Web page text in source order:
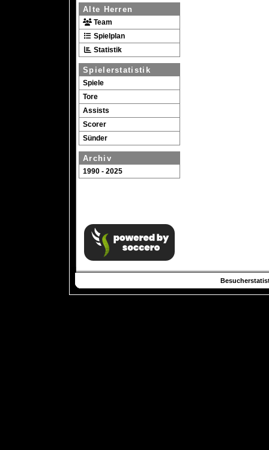
Alte Herren
Team
Spielplan
Statistik
Spielerstatistik
Spiele
Tore
Assists
Scorer
Sünder
Archiv
1990 - 2025